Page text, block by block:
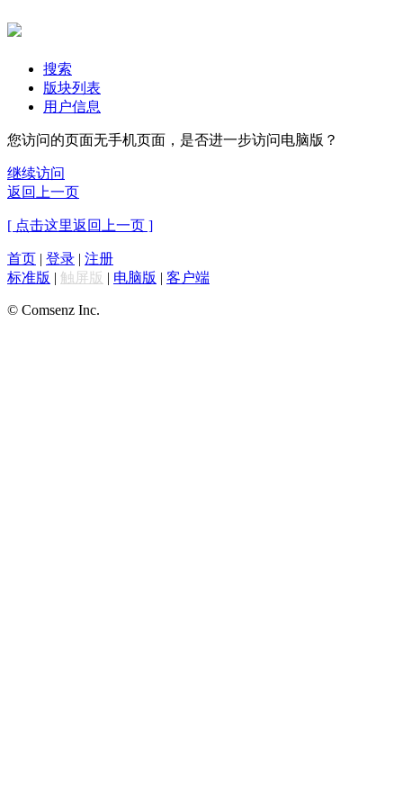
搜索
版块列表
用户信息
您访问的页面无手机页面，是否进一步访问电脑版？
继续访问
返回上一页
[ 点击这里返回上一页 ]
首页 | 登录 | 注册
标准版 | 触屏版 | 电脑版 | 客户端
© Comsenz Inc.